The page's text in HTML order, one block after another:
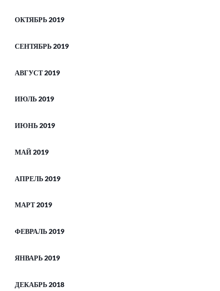
ОКТЯБРЬ 2019
СЕНТЯБРЬ 2019
АВГУСТ 2019
ИЮЛЬ 2019
ИЮНЬ 2019
МАЙ 2019
АПРЕЛЬ 2019
МАРТ 2019
ФЕВРАЛЬ 2019
ЯНВАРЬ 2019
ДЕКАБРЬ 2018